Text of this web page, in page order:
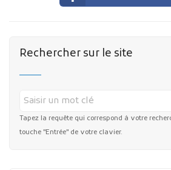
Rechercher sur le site
Tapez la requête qui correspond à votre
touche "Entrée" de votre clavier.